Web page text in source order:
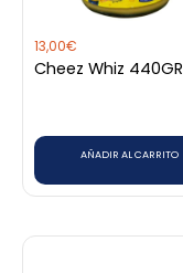
13,00€
Cheez Whiz 440GR
AÑADIR AL CARRITO
Rango
Este